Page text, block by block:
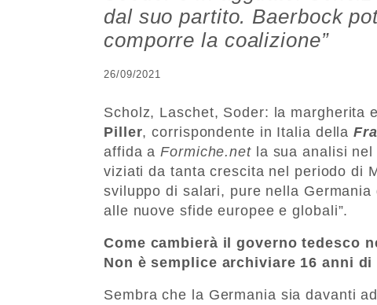
dal suo partito. Baerbock
comporre la coalizione”
26/09/2021
Scholz, Laschet, Soder: la margherita
Piller, corrispondente in Italia della
affida aFormiche.netla sua analisi nel
viziati da tanta crescita nel periodo di
sviluppo di salari, pure nella Germania
alle nuove sfide europee e globali”.
Come cambierà il governo tedesco
Non è semplice archiviare 16 anni
Sembra che la Germania sia davanti